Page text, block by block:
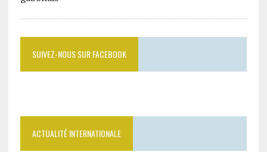
SUIVEZ-NOUS SUR FACEBOOK
ACTUALITÉ INTERNATIONALE